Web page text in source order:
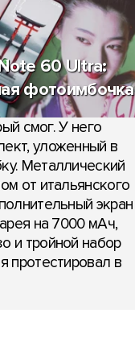
60 Ultra:
фотоимбочка
смог. У него
уложенный в
Металлический
от итальянского
экран
на 7000 мАч,
и тройной набор
протестировал в